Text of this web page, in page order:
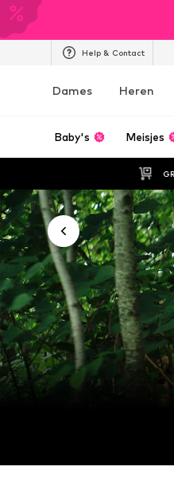
Help & Contact
Dames Heren
Baby's Meisjes